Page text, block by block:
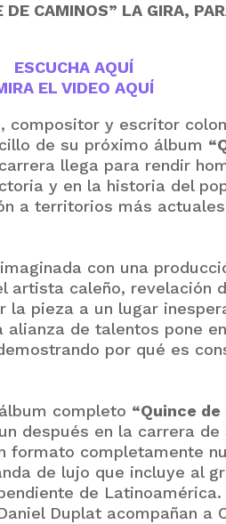
CAMINOS” LA GIRA,
ESCUCHA AQUÍ
EL VIDEO AQUÍ
compositor y escritor
de su próximo álbum
llega para rendir
y en la historia del
a territorios más
con una
artista caleño, revelación
pieza a un lugar
de talentos pone
por qué es
completo “Quince de
después en la carrera
formato completamente
de lujo que incluye al
de
Duplat acompañan a